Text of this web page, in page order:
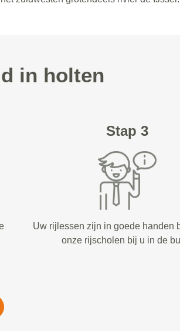
in holten
Stap 3
Uw rijlessen zijn in goede handen
onze rijscholen bij u in de